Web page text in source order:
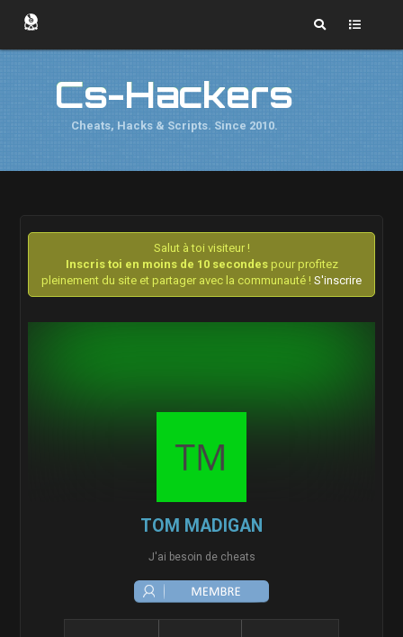
Cs-Hackers
Cheats, Hacks & Scripts. Since 2010.
Salut à toi visiteur !
Inscris toi en moins de 10 secondespour profitez
pleinement du site et partager avec la communauté ! S'inscrire
TOM MADIGAN
J'ai besoin de cheats